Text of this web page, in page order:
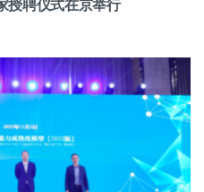
授聘仪式在京举行